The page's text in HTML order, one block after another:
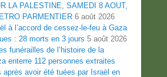
LA PALESTINE, SAMEDI 8 AOUT,
PARMENTIER 6 août 2026
à l’accord de cessez-le-feu à Gaza
: 28 morts en 3 jours 5 août 2026
funérailles de l’histoire de la
enterre 112 personnes extraites
après avoir été tuées par Israël en